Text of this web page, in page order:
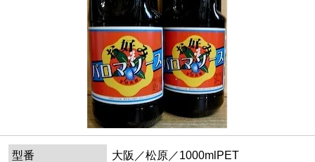
型番
大阪／松原／1000mlPET